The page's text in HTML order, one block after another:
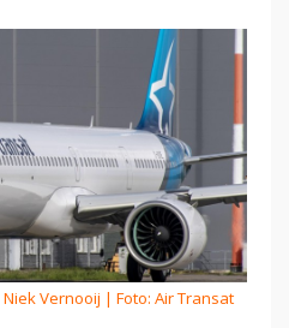
Niek Vernooij | Foto: Air Transat